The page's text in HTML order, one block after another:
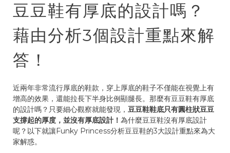
豆豆鞋有厚底的設計嗎？
藉由分析3個設計重點來解
答！
近兩年非常流行厚底的鞋款，穿上厚底的鞋子不僅能在視覺上有
增高的效果，還能拉長下半身比例顯腿長。那麼有豆豆鞋有厚底
的設計嗎？只要細心觀察就能發現， 豆豆鞋鞋底只有圓柱狀豆豆
支撐起的厚度，並沒有厚底設計！ 為什麼豆豆鞋沒有厚底設計
呢？以下就讓Funky Princess分析豆豆鞋的3大設計重點來為大
家解惑。